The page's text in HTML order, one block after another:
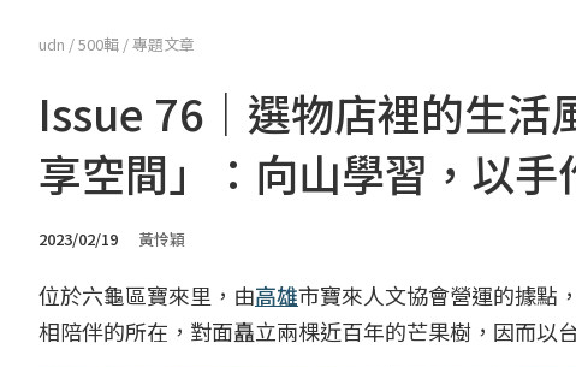
udn /500輯 /專題文章
Issue 76｜選物店裡的生活
享空間」：向山學習，以
2023/02/19 黃怜穎
位於六龜區寶來里，由高雄市寶來人文協會營運的據點
相陪伴的所在，對面矗立兩棵近百年的芒果樹，因而以